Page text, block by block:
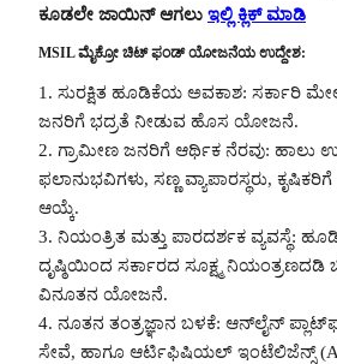
ಕೂಡಲೇ ಜಾಯಿನ್ ಆಗಲು ಇಲ್ಲಿ ಕ್ಲಿಕ್ ಮಾಡಿ
MSIL ಮೈಕ್ರೋ ಚಿಟ್ ಫಂಡ್ ಯೋಜನೆಯ ಉದ್ದೇಶ:
1. ಸುರಕ್ಷಿತ ಹೂಡಿಕೆಯ ಅವಕಾಶ: ಸರ್ಕಾರಿ
ಜನರಿಗೆ ಭದ್ರತೆ ನೀಡುವ ಹೊಸ ಯೋಜನೆ.
2. ಗ್ರಾಮೀಣ ಜನರಿಗೆ ಆರ್ಥಿಕ ನೆರವು: ಹಾಲು
ಫಲಾನುಭವಿಗಳು, ಸಣ್ಣ ವ್ಯಾಪಾರಸ್ಥರು,
ಆಯ್ಕೆ.
3. ನಿಯಂತ್ರಿತ ಮತ್ತು ಪಾರದರ್ಶಕ ವ್ಯವಸ್ಥೆ:
ದೃಷ್ಠಿಯಿಂದ ಸರ್ಕಾರದ ಸೂಕ್ಷ್ಮ
ವಿನೂತನ ಯೋಜನೆ.
4. ನೂತನ ತಂತ್ರಜ್ಞಾನ ಬಳಕೆ: ಆನ್‌ಲೈನ್
ಸೇವೆ, ಹಾಗೂ ಆರ್ಟಿಫಿಷಿಯಲ್ ಇಂಟೆಲಿಜೆನ್ಸ್